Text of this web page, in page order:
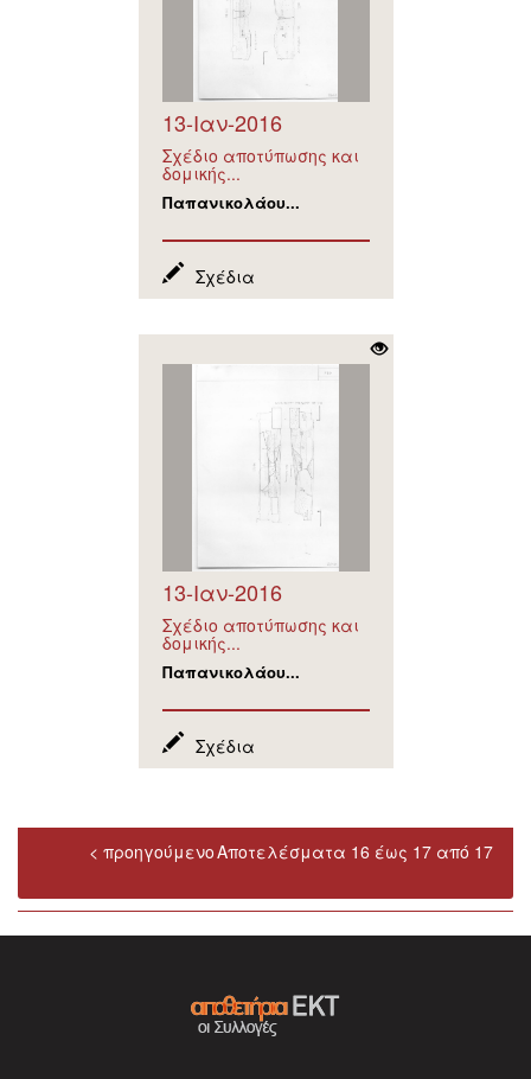
13-Ιαν-2016
Σχέδιο αποτύπωσης και
δομικής...
Παπανικολάου...
Σχέδια
13-Ιαν-2016
Σχέδιο αποτύπωσης και
δομικής...
Παπανικολάου...
Σχέδια
Αποτελέσματα 16 έως 17 από 17
< προηγούμενο